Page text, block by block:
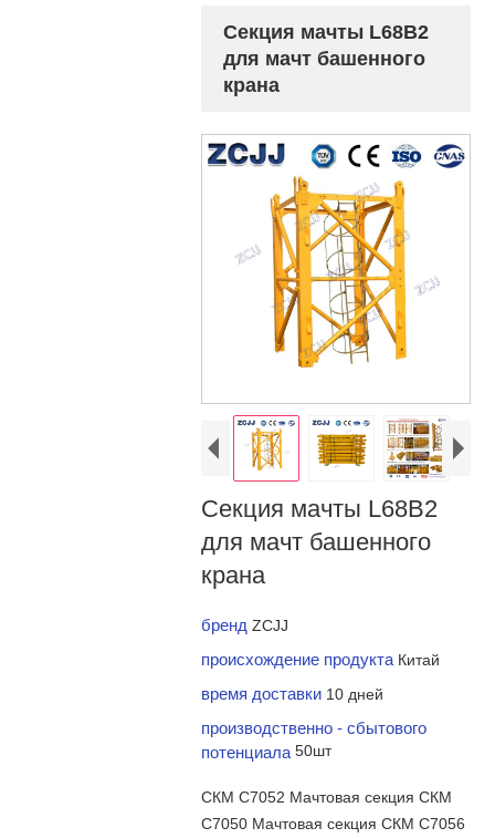
Секция мачты L68B2
для мачт башенного
крана
Секция мачты L68B2
для мачт башенного
крана
брендZCJJ
происхождение продуктаКитай
время доставки 10 дней
производственно - сбытового
потенциала50шт
СКМ C7052 Мачтовая секция СКМ
C7050 Мачтовая секция СКМ C7056